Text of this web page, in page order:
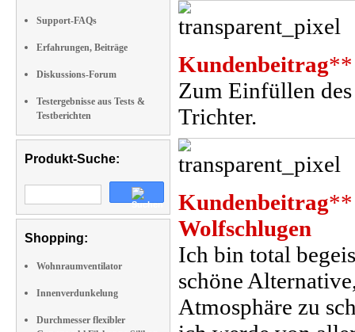
Support-FAQs
Erfahrungen, Beiträge
Diskussions-Forum
Testergebnisse aus Tests &
Testberichten
Produkt-Suche:
Shopping:
Wohnraumventilator
Innenverdunkelung
Durchmesser flexibler
Kundenbeitrag**
Zum Einfüllen
Trichter.
Kundenbeitrag**
Wolfschlugen
Ich bin total
schöne
Atmosphäre zu